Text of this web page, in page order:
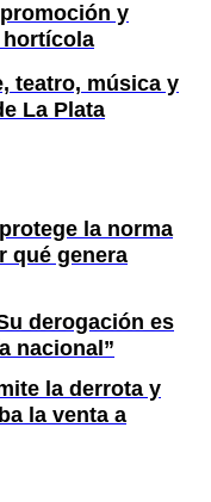
y
teatro, música y
La Plata
la norma
qué genera
derogación es
nacional”
la derrota y
la venta a